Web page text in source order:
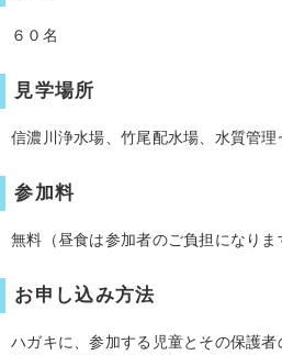
６０名
見学場所
信濃川浄水場、竹尾配水場、水質管理
参加料
無料（昼食は参加者のご負担になりま
お申し込み方法
ハガキに、参加する児童とその保護者